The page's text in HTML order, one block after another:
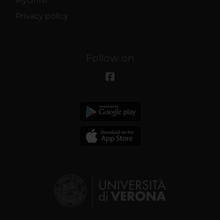
Privacy policy
Follow on